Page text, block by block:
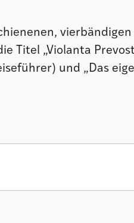
vierbändigen
Titel „Violanta
und „Das